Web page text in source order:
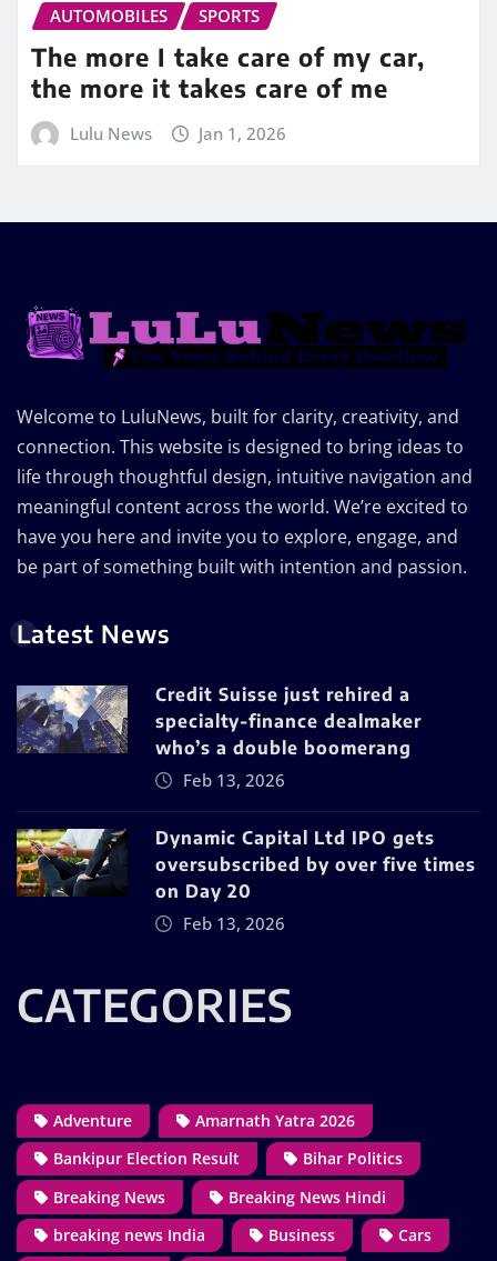
AUTOMOBILES SPORTS
The more I take care of my car,
the more it takes care of me
Lulu News Jan 1, 2026
Welcome to LuluNews, built for clarity, creativity, and
connection. This website is designed to bring ideas to
life through thoughtful design, intuitive navigation and
meaningful content across the world. We’re excited to
have you here and invite you to explore, engage, and
be part of something built with intention and passion.
Latest News
Credit Suisse just rehired a
specialty-finance dealmaker
who’s a double boomerang
Feb 13, 2026
Dynamic Capital Ltd IPO gets
oversubscribed by over five times
on Day 20
Feb 13, 2026
CATEGORIES
Adventure
Amarnath Yatra 2026
Bankipur Election Result
Bihar Politics
Breaking News
Breaking News Hindi
breaking news India
Business
Cars